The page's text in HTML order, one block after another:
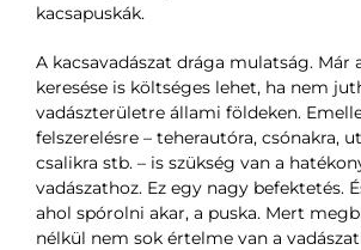
kacsapuskák.
A kacsavadászat drága mulatság. Már
keresése is költséges lehet, ha nem
vadászterületre állami földeken.
felszerelésre – teherautóra, csónakra,
csalikra stb. – is szükség van a
vadászathoz. Ez egy nagy befektetés.
ahol spórolni akar, a puska. Mert
nélkül nem sok értelme van a